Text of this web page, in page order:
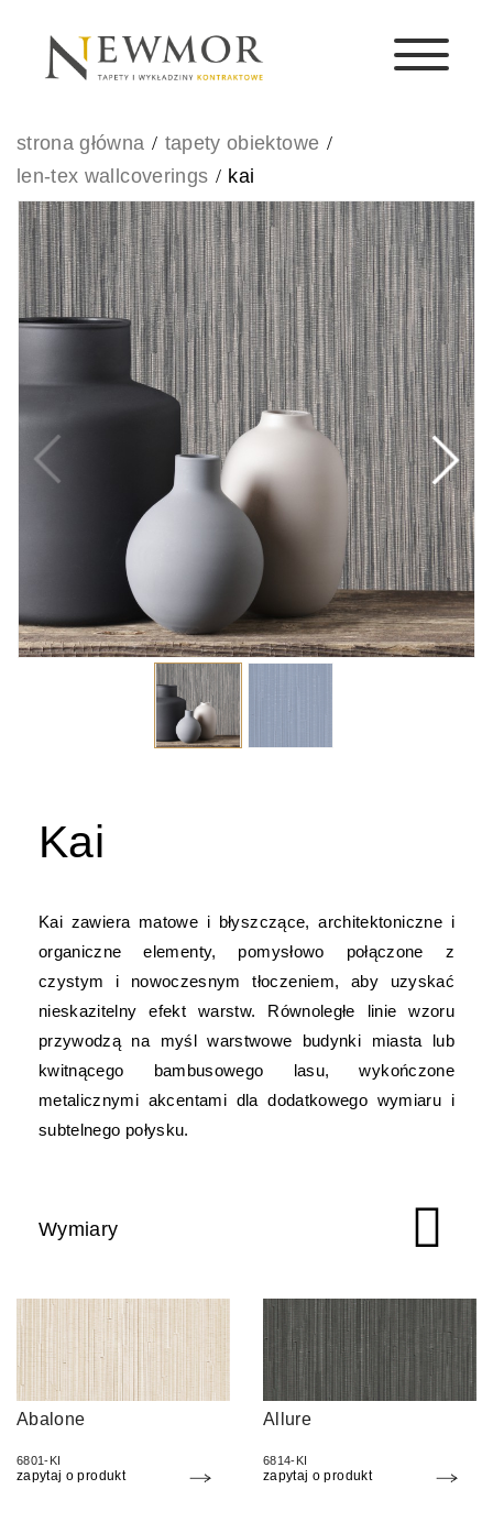
strona główna
tapety obiektowe
len-tex wallcoverings
kai
Kai
Kai zawiera matowe i błyszczące, architektoniczne i
organiczne elementy, pomysłowo połączone z
czystym i nowoczesnym tłoczeniem, aby uzyskać
nieskazitelny efekt warstw. Równoległe linie wzoru
przywodzą na myśl warstwowe budynki miasta lub
kwitnącego bambusowego lasu, wykończone
metalicznymi akcentami dla dodatkowego wymiaru i
subtelnego połysku.
Wymiary
Abalone
6801-KI
zapytaj o produkt
Allure
6814-KI
zapytaj o produkt